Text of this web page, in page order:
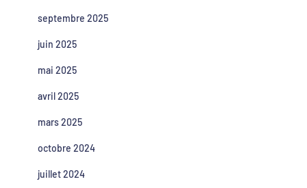
septembre 2025
juin 2025
mai 2025
avril 2025
mars 2025
octobre 2024
juillet 2024